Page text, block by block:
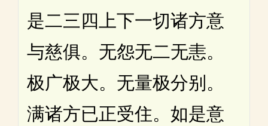
是二三四上下一切诸方意
与慈俱。无怨无二无恚。
极广极大。无量极分别。
满诸方已正受住。如是意